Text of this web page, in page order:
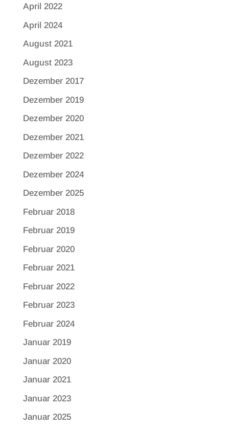
April 2022
April 2024
August 2021
August 2023
Dezember 2017
Dezember 2019
Dezember 2020
Dezember 2021
Dezember 2022
Dezember 2024
Dezember 2025
Februar 2018
Februar 2019
Februar 2020
Februar 2021
Februar 2022
Februar 2023
Februar 2024
Januar 2019
Januar 2020
Januar 2021
Januar 2023
Januar 2025